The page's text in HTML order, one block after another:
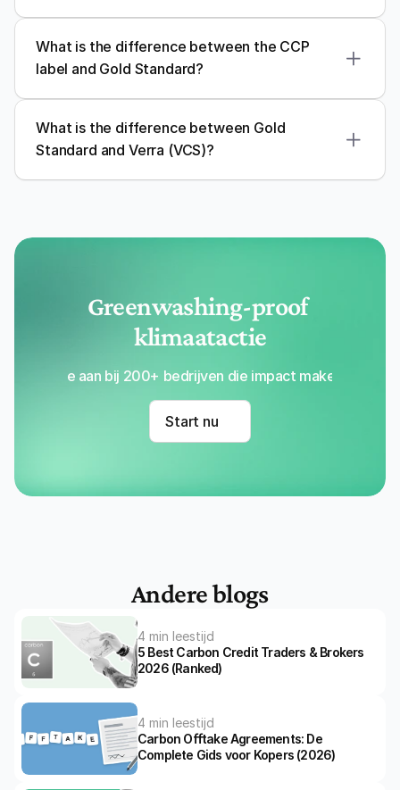
What is the difference between the CCP
label and Gold Standard?
What is the difference between Gold
Standard and Verra (VCS)?
Greenwashing-proof
klimaatactie
Sluit je aan bij 200+ bedrijven die impact maken met
Start nu
Andere blogs
4 min leestijd
5 Best Carbon Credit Traders & Brokers
2026 (Ranked)
4 min leestijd
Carbon Offtake Agreements: De
Complete Gids voor Kopers (2026)